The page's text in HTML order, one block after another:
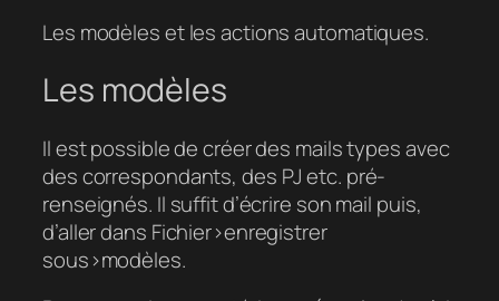
Les modèles et les actions automatiques.
Les modèles
Il est possible de créer des mails types avec
des correspondants, des PJ etc. pré-
renseignés. Il suffit d’écrire son mail puis,
d’aller dans Fichier>enregistrer
sous>modèles.